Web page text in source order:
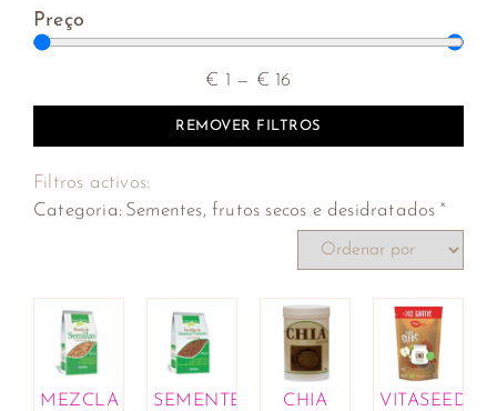
Preço
€ 1 — € 16
REMOVER FILTROS
Filtros activos:
Categoria: Sementes, frutos secos e desidratados ×
MEZCLA
SEMENTES
CHIA
VITASEEDS